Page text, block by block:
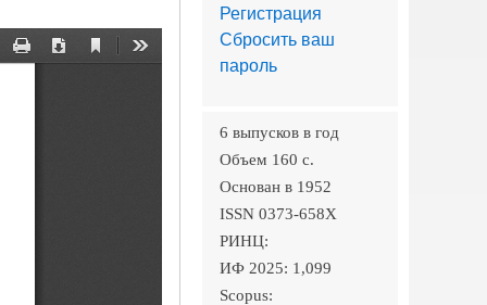
Регистрация
Сбросить ваш
пароль
6 выпусков в год
Объем 160 c.
Основан в 1952
ISSN 0373-658X
РИНЦ:
ИФ 2025: 1,099
Scopus: